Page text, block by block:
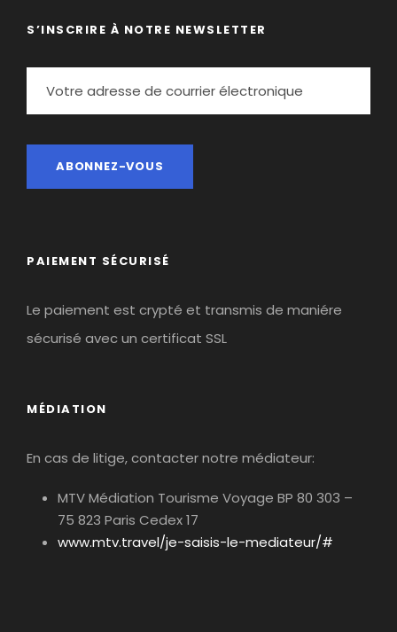
S’INSCRIRE À NOTRE NEWSLETTER
PAIEMENT SÉCURISÉ
Le paiement est crypté et transmis de maniére
sécurisé avec un certificat SSL
MÉDIATION
En cas de litige, contacter notre médiateur:
MTV Médiation Tourisme Voyage BP 80 303 –
75 823 Paris Cedex 17
www.mtv.travel/je-saisis-le-mediateur/#